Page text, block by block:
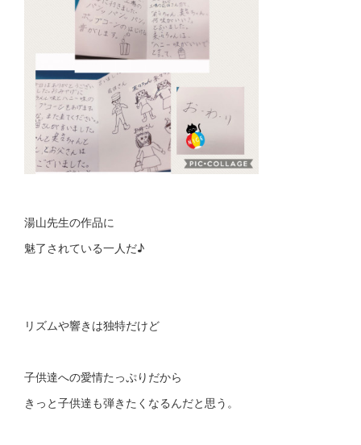
湯山先生の作品に
魅了されている一人だ♪
リズムや響きは 独特だけど
子供達への愛情たっぷりだから
きっと子供達も弾きたくなるんだと思う。